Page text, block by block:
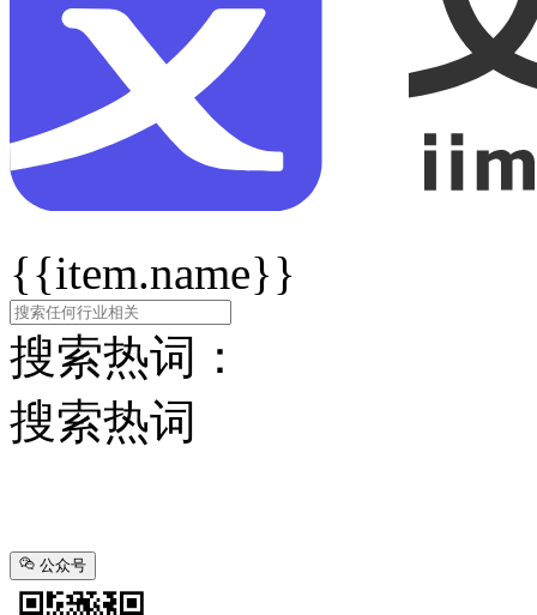
{{item.name}}
搜索热词：
搜索热词
公众号